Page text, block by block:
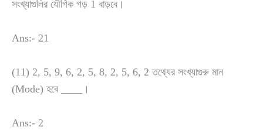
সংখ্যাগুলির যৌগিক গড় 1 বাড়বে।
Ans:- 21
(11) 2, 5, 9, 6, 2, 5, 8, 2, 5, 6, 2 তথ্যের সংখ্যাগুরু মান
(Mode) হবে ____।
Ans:- 2